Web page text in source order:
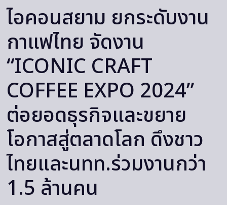
ไอคอนสยาม ยกระดับงาน
กาแฟไทย จัดงาน
“ICONIC CRAFT
COFFEE EXPO 2024”
ต่อยอดธุรกิจและขยาย
โอกาสสู่ตลาดโลก ดึงชาว
ไทยและนทท.ร่วมงานกว่า
1.5 ล้านคน